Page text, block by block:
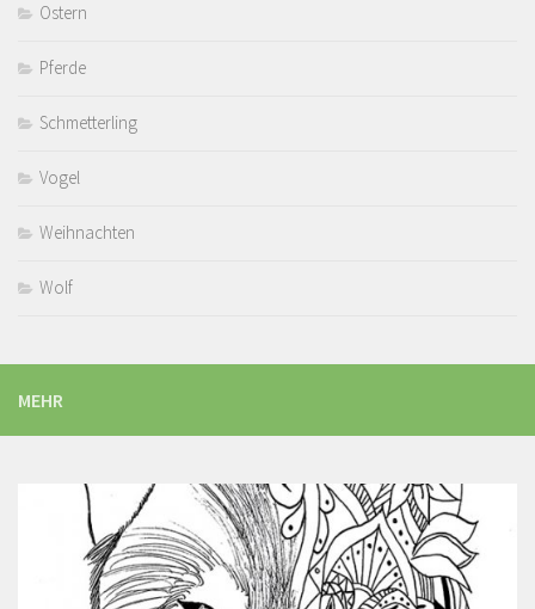
Ostern
Pferde
Schmetterling
Vogel
Weihnachten
Wolf
MEHR